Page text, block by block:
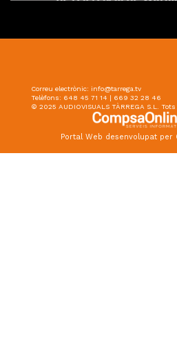
Correu electrònic: info@tarrega.tv
Telèfons: 648 45 71 14 | 669 32 28 46
© 2025 AUDIOVISUALS TÀRREGA S.L.
Portal Web desenvolupat per